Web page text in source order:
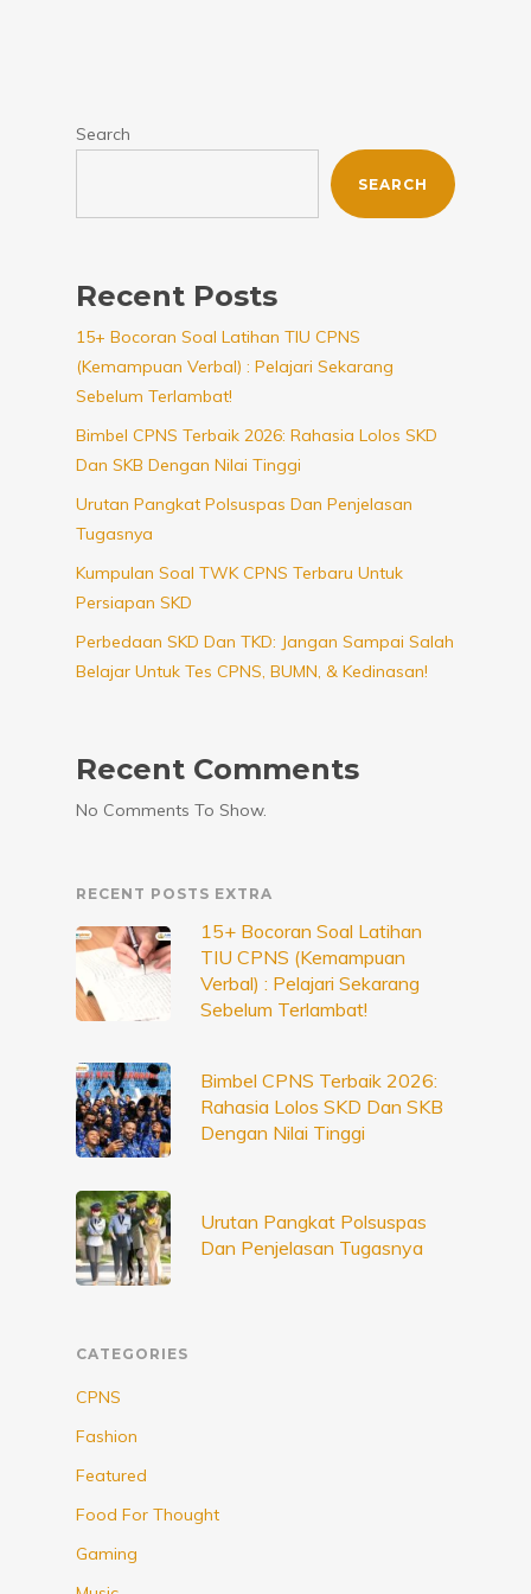
Search
SEARCH
Recent Posts
15+ Bocoran Soal Latihan TIU CPNS
(Kemampuan Verbal) : Pelajari Sekarang
Sebelum Terlambat!
Bimbel CPNS Terbaik 2026: Rahasia Lolos SKD
Dan SKB Dengan Nilai Tinggi
Urutan Pangkat Polsuspas Dan Penjelasan
Tugasnya
Kumpulan Soal TWK CPNS Terbaru Untuk
Persiapan SKD
Perbedaan SKD Dan TKD: Jangan Sampai Salah
Belajar Untuk Tes CPNS, BUMN, & Kedinasan!
Recent Comments
No Comments To Show.
RECENT POSTS EXTRA
15+ Bocoran Soal Latihan
TIU CPNS (Kemampuan
Verbal) : Pelajari Sekarang
Sebelum Terlambat!
Bimbel CPNS Terbaik 2026:
Rahasia Lolos SKD Dan SKB
Dengan Nilai Tinggi
Urutan Pangkat Polsuspas
Dan Penjelasan Tugasnya
CATEGORIES
CPNS
Fashion
Featured
Food For Thought
Gaming